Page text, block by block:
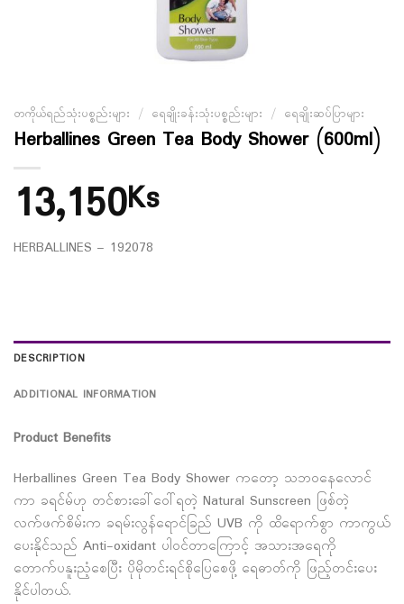
တကိုယ်ရည်သုံးပစ္စည်းများ / ရေချိုးခန်းသုံးပစ္စည်းများ / ရေချိုးဆပ်ပြာများ
Herballines Green Tea Body Shower (600ml)
13,150Ks
HERBALLINES – 192078
DESCRIPTION
ADDITIONAL INFORMATION
Product Benefits
Herballines Green Tea Body Shower ကတော့ သဘဝနေလောင်
ကာ ခရင်မ်ဟု တင်စားခေါ်ဝေါ်ရတဲ့ Natural Sunscreen ဖြစ်တဲ့
လက်ဖက်စိမ်းက ခရမ်းလွန်ရောင်ခြည် UVB ကို ထိရောက်စွာ ကာကွယ်
ပေးနိုင်သည် Anti-oxidant ပါဝင်တာကြောင့် အသားအရေကို
တောက်ပနူးညံ့စေပြီး ပိုမိုတင်းရင်စိုပြေစေဖို့ ရေဓာတ်ကို ဖြည့်တင်းပေး
နိုင်ပါတယ်.